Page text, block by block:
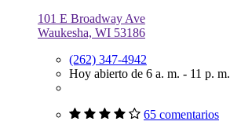
101 E Broadway Ave
Waukesha, WI 53186
(262) 347-4942
Hoy abierto de 6 a. m. - 11 p. m.
65 comentarios